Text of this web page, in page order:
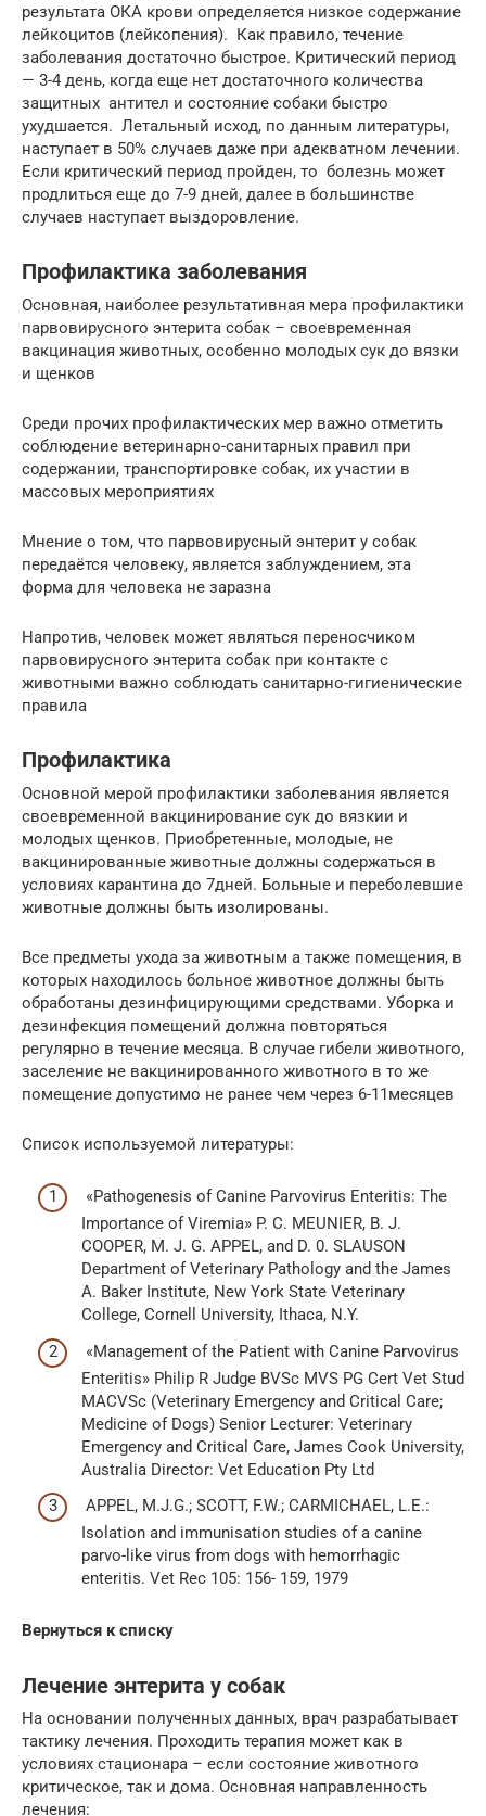
результата ОКА крови определяется низкое содержание
лейкоцитов (лейкопения). Как правило, течение
заболевания достаточно быстрое. Критический период
— 3-4 день, когда еще нет достаточного количества
защитных антител и состояние собаки быстро
ухудшается. Летальный исход, по данным литературы,
наступает в 50% случаев даже при адекватном лечении.
Если критический период пройден, то болезнь может
продлиться еще до 7-9 дней, далее в большинстве
случаев наступает выздоровление.
Профилактика заболевания
Основная, наиболее результативная мера профилактики
парвовирусного энтерита собак – своевременная
вакцинация животных, особенно молодых сук до вязки
и щенков
Среди прочих профилактических мер важно отметить
соблюдение ветеринарно-санитарных правил при
содержании, транспортировке собак, их участии в
массовых мероприятиях
Мнение о том, что парвовирусный энтерит у собак
передаётся человеку, является заблуждением, эта
форма для человека не заразна
Напротив, человек может являться переносчиком
парвовирусного энтерита собак при контакте с
животными важно соблюдать санитарно-гигиенические
правила
Профилактика
Основной мерой профилактики заболевания является
своевременной вакцинирование сук до вязкии и
молодых щенков. Приобретенные, молодые, не
вакцинированные животные должны содержаться в
условиях карантина до 7дней. Больные и переболевшие
животные должны быть изолированы.
Все предметы ухода за животным а также помещения, в
которых находилось больное животное должны быть
обработаны дезинфицирующими средствами. Уборка и
дезинфекция помещений должна повторяться
регулярно в течение месяца. В случае гибели животного,
заселение не вакцинированного животного в то же
помещение допустимо не ранее чем через 6-11месяцев
Список используемой литературы:
«Pathogenesis of Canine Parvovirus Enteritis: The
Importance of Viremia» P. C. MEUNIER, B. J.
COOPER, M. J. G. APPEL, and D. 0. SLAUSON
Department of Veterinary Pathology and the James
A. Baker Institute, New York State Veterinary
College, Cornell University, Ithaca, N.Y.
«Management of the Patient with Canine Parvovirus
Enteritis» Philip R Judge BVSc MVS PG Cert Vet Stud
MACVSc (Veterinary Emergency and Critical Care;
Medicine of Dogs) Senior Lecturer: Veterinary
Emergency and Critical Care, James Cook University,
Australia Director: Vet Education Pty Ltd
APPEL, M.J.G.; SCOTT, F.W.; CARMICHAEL, L.E.:
Isolation and immunisation studies of a canine
parvo-like virus from dogs with hemorrhagic
enteritis. Vet Rec 105: 156- 159, 1979
Вернуться к списку
Лечение энтерита у собак
На основании полученных данных, врач разрабатывает
тактику лечения. Проходить терапия может как в
условиях стационара – если состояние животного
критическое, так и дома. Основная направленность
лечения: